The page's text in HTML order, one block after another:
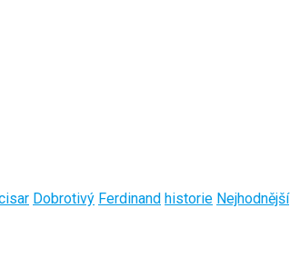
Dobrotivý Ferdinand historie Nejhodnější